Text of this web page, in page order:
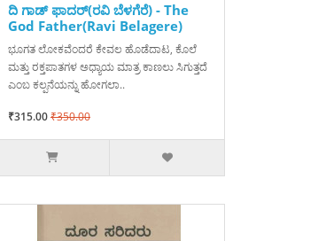
ದಿ ಗಾಡ್ ಫಾದರ್(ರವಿ ಬೆಳಗೆರೆ) - The
God Father(Ravi Belagere)
ಭೂಗತ ಲೋಕವೆಂದರೆ ಕೇವಲ ಹೊಡೆದಾಟ, ಕೊಲೆ
ಮತ್ತು ರಕ್ತಪಾತಗಳ ಅಧ್ಯಾಯ ಮಾತ್ರ ಕಾಣಲು ಸಿಗುತ್ತದೆ
ಎಂಬ ಕಲ್ಪನೆಯನ್ನು ಹೋಗಲಾ..
₹315.00₹350.00